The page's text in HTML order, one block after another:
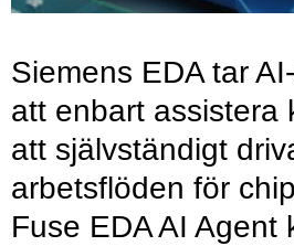
Siemens EDA tar
att enbart assistera
att självständigt
arbetsflöden för
Fuse EDA AI Agent